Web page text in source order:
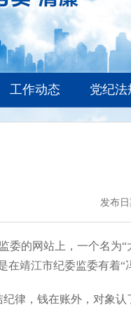
工作动态 党纪法
发布
委的网站上，一个名为
在靖江市纪委监委有着“
纪律，钱在账外，对象